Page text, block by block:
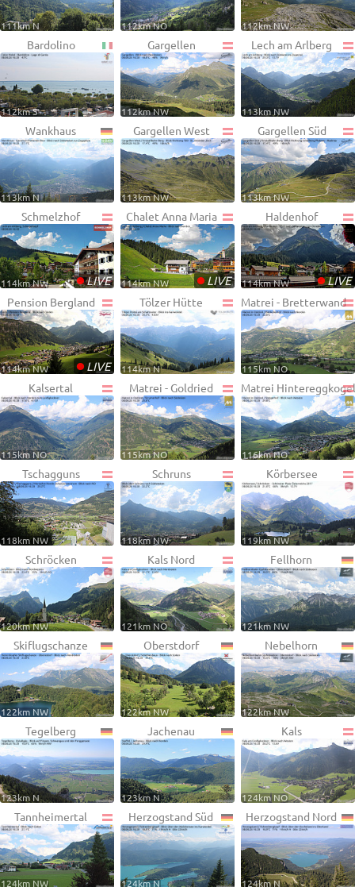
111km N 112km NO 112km NW
Bardolino
112km S
Gargellen
112km NW
Lech am Arlberg
113km NW
Wankhaus
113km N
Gargellen West
113km NW
Gargellen Süd
113km NW
Schmelzhof
•LIVE
114km NW
Chalet Anna Maria
•LIVE
114km NW
Haldenhof
•LIVE
114km NW
Pension Bergland
•LIVE
114km NW
Tölzer Hütte
114km N
Matrei - Bretterwand
115km NO
Kalsertal
115km NO
Matrei - Goldried
115km NO
Matrei Hintereggkogel
116km NO
Tschagguns
118km NW
Schruns
118km NW
Körbersee
119km NW
Schröcken
120km NW
Kals Nord
121km NO
Fellhorn
121km NW
Skiflugschanze
122km NW
Oberstdorf
122km NW
Nebelhorn
122km NW
Tegelberg
123km N
Jachenau
123km N
Kals
124km NO
Tannheimertal
124km NW
Herzogstand Süd
124km N
Herzogstand Nord
124km N